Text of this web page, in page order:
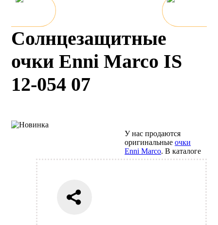
Солнцезащитные
очки Enni Marco IS
12-054 07
У нас продаются
оригинальныеочки
Enni Marco. В каталоге